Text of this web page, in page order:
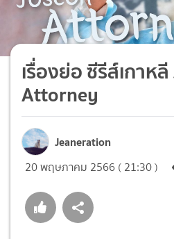
เรื่องย่อ ซีรีส์เกาห
Attorney
Jeaneration
20 พฤษภาคม 2566 ( 21:30 )